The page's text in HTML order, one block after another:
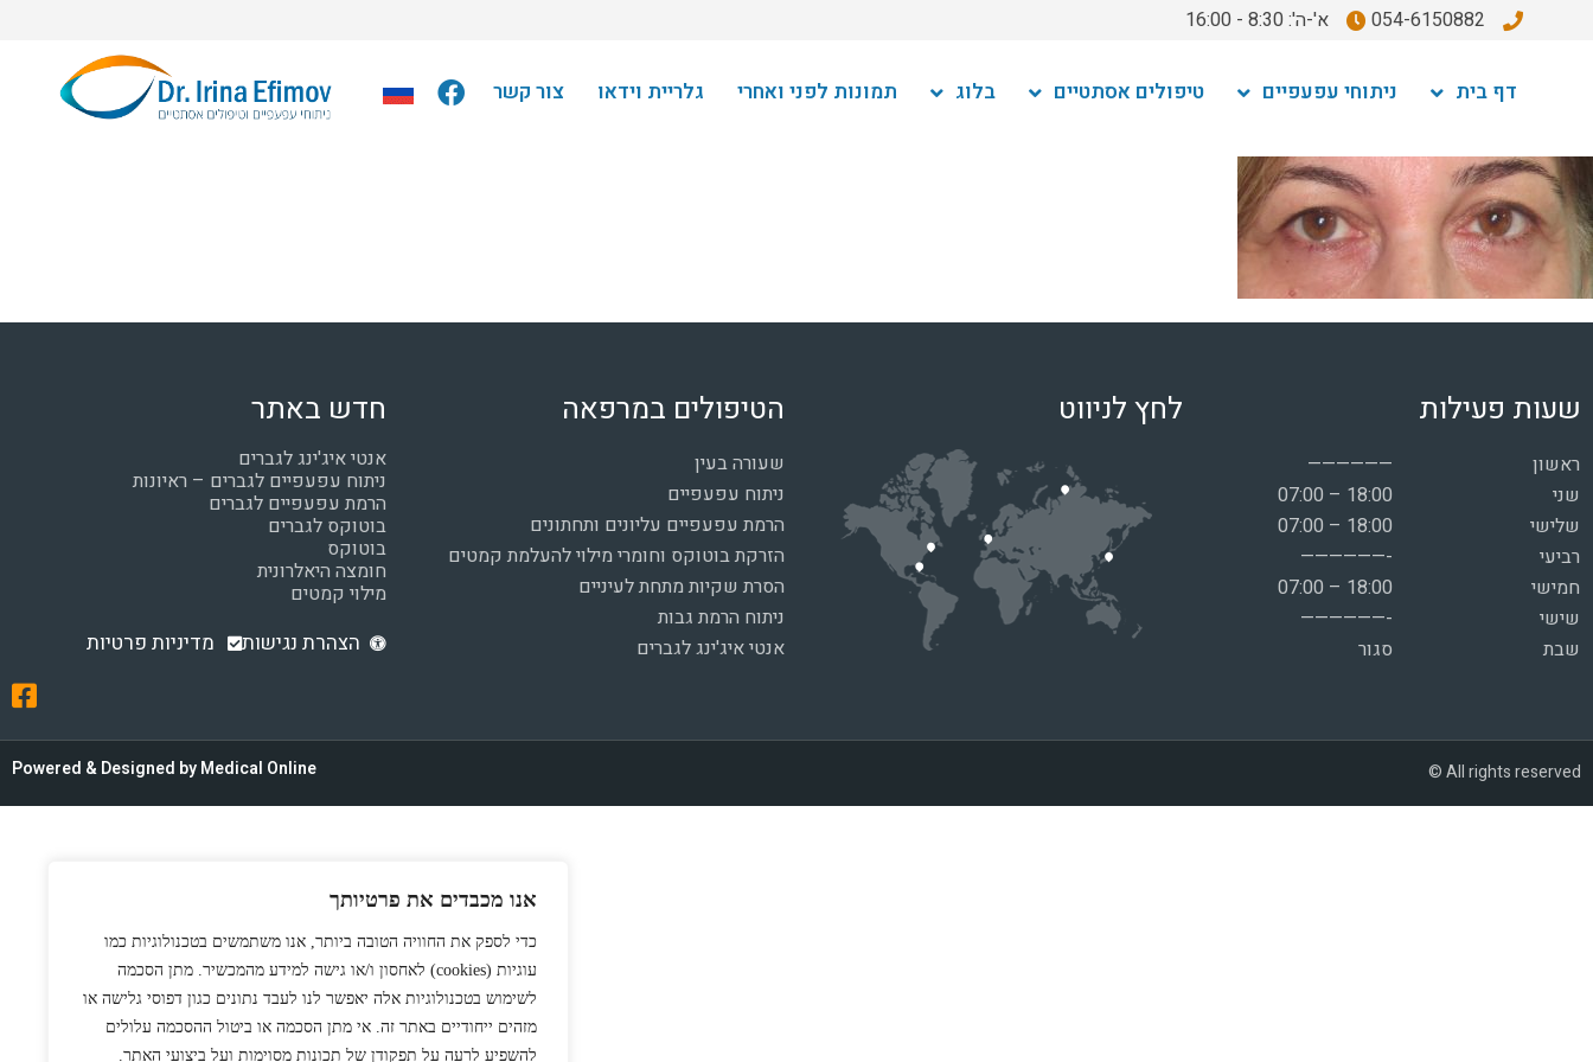
אנו מכבדים את פרטיותך
כדי לספק את החוויה הטובה ביותר, אנו משתמשים בטכנולוגיות כמו
עוגיות (cookies) לאחסון ו/או גישה למידע מהמכשיר. מתן הסכמה
לשימוש בטכנולוגיות אלה יאפשר לנו לעבד נתונים כגון דפוסי גלישה או
מזהים ייחודיים באתר זה. אי מתן הסכמה או ביטול ההסכמה עלולים
להשפיע לרעה על תפקודן של תכונות מסוימות ועל ביצועי האתר.
054-6150882 א'-ה': 8:30 - 16:00
דף בית ניתוחי עפעפיים טיפולים אסתטיים בלוג תמונות לפני ואחרי גלריית וידאו צור קשר
שעות פעילות
——————
ראשון
07:00 – 18:00
שני
07:00 – 18:00
שלישי
——————-
רביעי
07:00 – 18:00
חמישי
——————-
שישי
סגור
שבת
לחץ לניווט הטיפולים במרפאה
שעורה בעין
ניתוח עפעפיים
הרמת עפעפיים עליונים ותחתונים
הזרקת בוטוקס וחומרי מילוי להעלמת קמטים
הסרת שקיות מתחת לעיניים
ניתוח הרמת גבות
אנטי איג'ינג לגברים
חדש באתר
אנטי איג'ינג לגברים
ניתוח עפעפיים לגברים – ראיונות
הרמת עפעפיים לגברים
בוטוקס לגברים
בוטוקס
חומצה היאלרונית
מילוי קמטים
הצהרת נגישות מדיניות פרטיות
© All rights reserved
Powered & Designed by Medical Online